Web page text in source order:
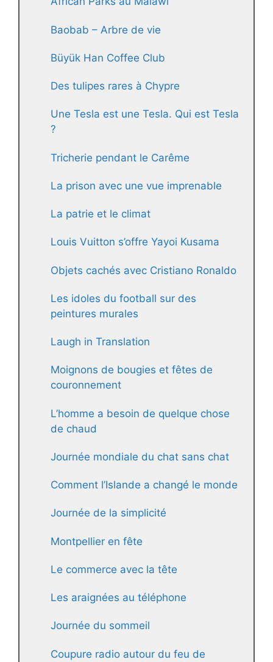
Baobab – Arbre de vie
Büyük Han Coffee Club
Des tulipes rares à Chypre
Une Tesla est une Tesla. Qui est Tesla
?
Tricherie pendant le Carême
La prison avec une vue imprenable
La patrie et le climat
Louis Vuitton s’offre Yayoi Kusama
Objets cachés avec Cristiano Ronaldo
Les idoles du football sur des
peintures murales
Laugh in Translation
Moignons de bougies et fêtes de
couronnement
L’homme a besoin de quelque chose
de chaud
Journée mondiale du chat sans chat
Comment l’Islande a changé le monde
Journée de la simplicité
Montpellier en fête
Le commerce avec la tête
Les araignées au téléphone
Journée du sommeil
Coupure radio autour du feu de